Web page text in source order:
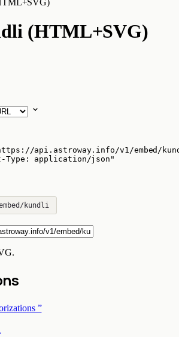
(HTML+SVG)
api.astroway.info/v1/embed/
Type: application/json"
kundli
”